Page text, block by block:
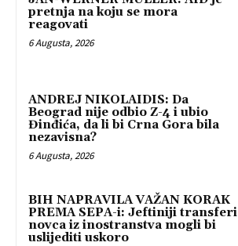
pretnja na koju se mora
reagovati
6 Augusta, 2026
ANDREJ NIKOLAIDIS: Da
Beograd nije odbio Z-4 i ubio
Đinđića, da li bi Crna Gora bila
nezavisna?
6 Augusta, 2026
BIH NAPRAVILA VAŽAN KORAK
PREMA SEPA-i: Jeftiniji transferi
novca iz inostranstva mogli bi
uslijediti uskoro